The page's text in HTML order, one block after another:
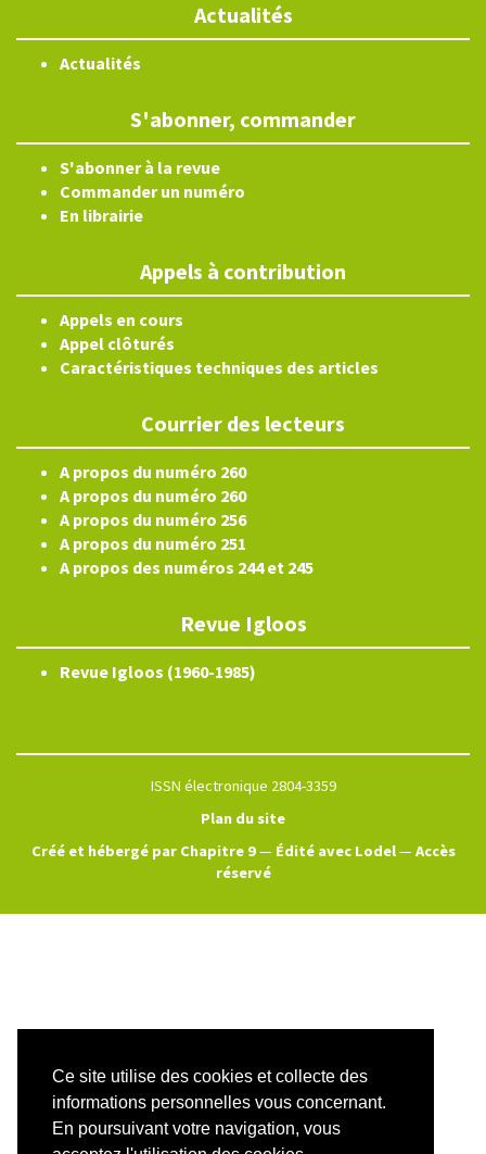
Ce site utilise des cookies et collecte des
informations personnelles vous concernant.
En poursuivant votre navigation, vous
Actualités
Actualités
S'abonner, commander
S'abonner à la revue
Commander un numéro
En librairie
Appels à contribution
Appels en cours
Appel clôturés
Caractéristiques techniques des articles
Courrier des lecteurs
A propos du numéro 260
A propos du numéro 260
A propos du numéro 256
A propos du numéro 251
A propos des numéros 244 et 245
Revue Igloos
Revue Igloos (1960-1985)
ISSN électronique 2804-3359
Plan du site
Créé et hébergé par Chapitre 9— Édité avec Lodel— Accès
réservé